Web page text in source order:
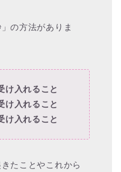
の方法がありま
け入れること
け入れること
け入れること
たことやこれから